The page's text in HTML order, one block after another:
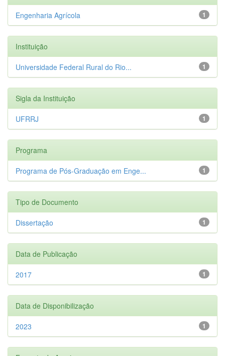
1
Engenharia Agrícola
Instituição
1
Universidade Federal Rural do Rio...
Sigla da Instituição
1
UFRRJ
Programa
1
Programa de Pós-Graduação em Enge...
Tipo de Documento
1
Dissertação
Data de Publicação
1
2017
Data de Disponibilização
1
2023